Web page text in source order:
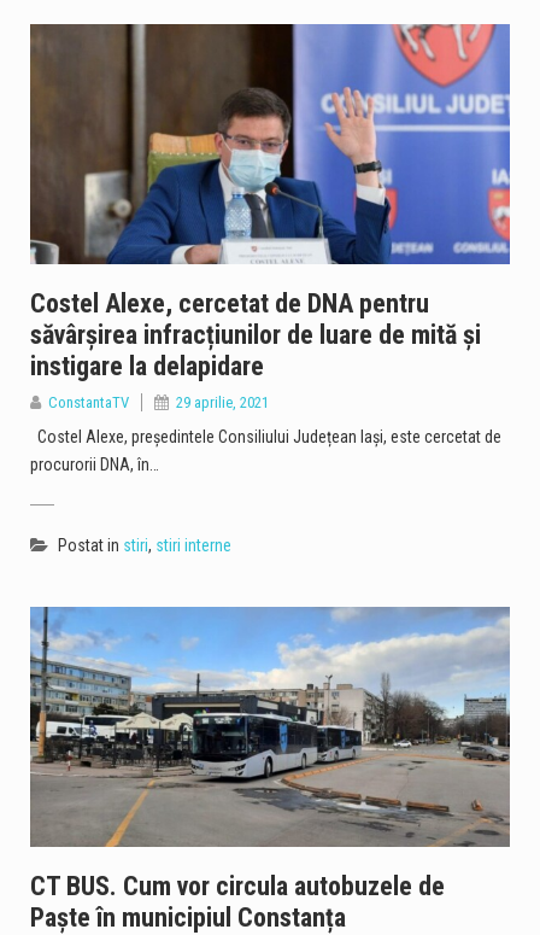
Costel Alexe, cercetat de DNA pentru
săvârșirea infracțiunilor de luare de mită și
instigare la delapidare
ConstantaTV 29 aprilie, 2021
Costel Alexe, președintele Consiliului Județean Iași, este cercetat de
procurorii DNA, în…
Postat in stiri, stiri interne
CT BUS. Cum vor circula autobuzele de
Paște în municipiul Constanța